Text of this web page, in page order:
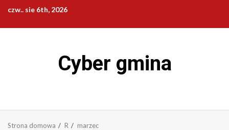
treści
czw.. sie 6th, 2026
Cyber gmina
Strona domowa R marzec